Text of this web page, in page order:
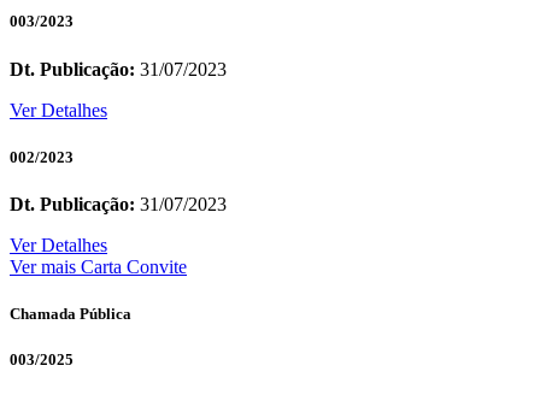
003/2023
Dt. Publicação: 31/07/2023
Ver Detalhes
002/2023
Dt. Publicação: 31/07/2023
Ver Detalhes
Ver mais Carta Convite
Chamada Pública
003/2025